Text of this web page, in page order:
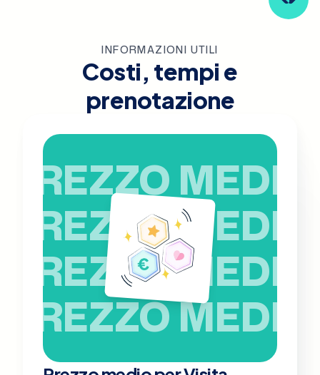
INFORMAZIONI UTILI
Costi, tempi e
prenotazione
PREZZO MEDIO
PREZZO MEDIO
PREZZO MEDIO
PREZZO MEDIO